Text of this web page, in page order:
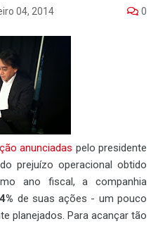
04, 2014 0
anunciadas pelo presidente
prejuízo operacional obtido
ano fiscal, a companhia
de suas ações - um pouco
planejados. Para acançar tão